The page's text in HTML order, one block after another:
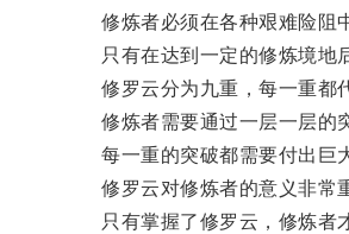
修炼者必须在各种艰难险阻中
只有在达到一定的修炼境地后
修罗云分为九重，每一重都代
修炼者需要通过一层一层的突
每一重的突破都需要付出巨大
修罗云对修炼者的意义非常重
只有掌握了修罗云，修炼者才